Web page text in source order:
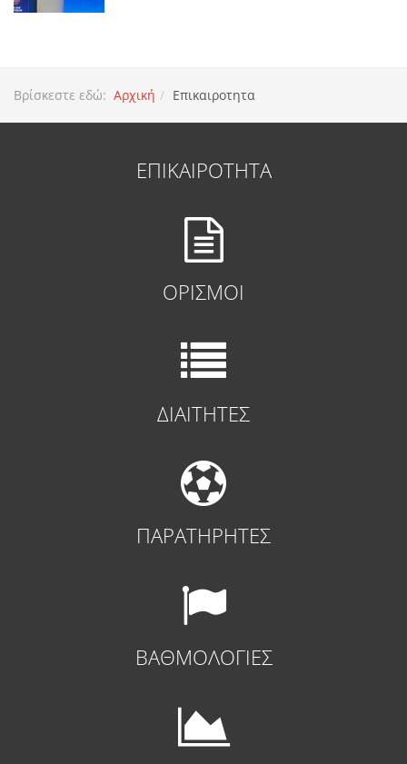
Βρίσκεστε εδώ: Αρχική Επικαιροτητα
ΕΠΙΚΑΙΡΟΤΗΤΑ
ΟΡΙΣΜΟΙ
ΔΙΑΙΤΗΤΕΣ
ΠΑΡΑΤΗΡΗΤΕΣ
ΒΑΘΜΟΛΟΓΙΕΣ